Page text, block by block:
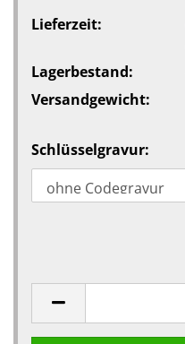
Lieferzeit:
Lagerbestand:
Versandgewicht:
Schlüsselgravur: